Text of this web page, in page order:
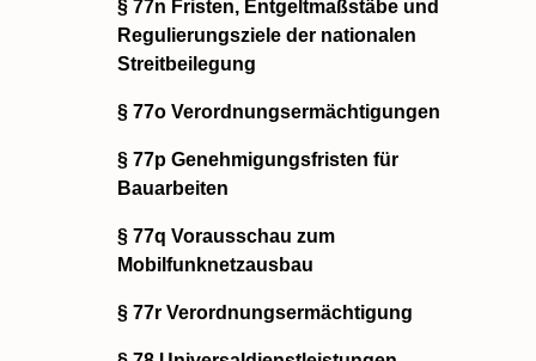
§ 77n Fristen, Entgeltmaßstäbe und
Regulierungsziele der nationalen
Streitbeilegung
§ 77o Verordnungsermächtigungen
§ 77p Genehmigungsfristen für
Bauarbeiten
§ 77q Vorausschau zum
Mobilfunknetzausbau
§ 77r Verordnungsermächtigung